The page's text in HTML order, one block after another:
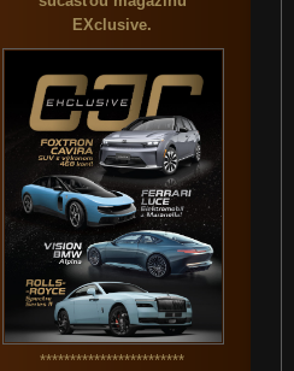
EXclusive.
************************